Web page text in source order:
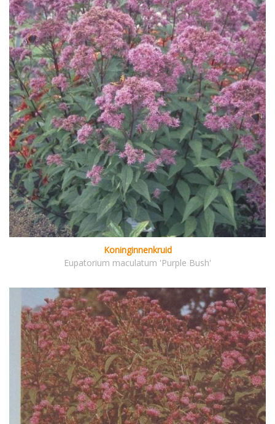
Koninginnenkruid
Eupatorium maculatum 'Purple Bush'